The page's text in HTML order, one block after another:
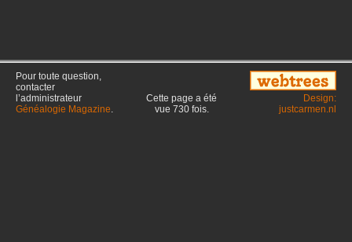
Pour toute question,
contacter
l’administrateur
Généalogie Magazine.
Cette page a été
vue 730fois.
Design:
justcarmen.nl